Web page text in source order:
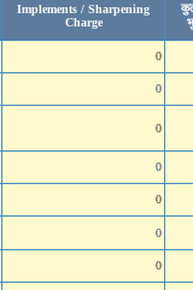
Implements / Sharpening
Charge
0
0
0
0
0
0
0